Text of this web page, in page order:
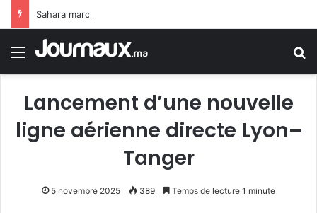
Menu
Lancement d’une nouvelle
ligne aérienne directe Lyon–
Tanger
5 novembre 2025 389 Temps de lecture 1 minute